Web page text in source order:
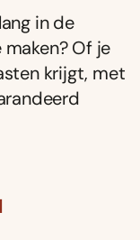
in de
Of je
krijgt, met